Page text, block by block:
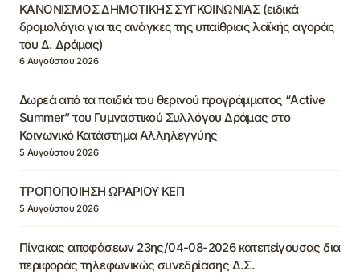
ΚΑΝΟΝΙΣΜΟΣ ΔΗΜΟΤΙΚΗΣ ΣΥΓΚΟΙΝΩΝΙΑΣ (ειδικά
δρομολόγια για τις ανάγκες της υπαίθριας λαϊκής αγοράς
του Δ. Δράμας)
6 Αυγούστου 2026
Δωρεά από τα παιδιά του θερινού προγράμματος “Active
Summer” του Γυμναστικού Συλλόγου Δράμας στο
Κοινωνικό Κατάστημα Αλληλεγγύης
5 Αυγούστου 2026
ΤΡΟΠΟΠΟΙΗΣΗ ΩΡΑΡΙΟΥ ΚΕΠ
5 Αυγούστου 2026
Πίνακας αποφάσεων 23ης/04-08-2026 κατεπείγουσας δια
περιφοράς τηλεφωνικώς συνεδρίασης Δ.Σ.